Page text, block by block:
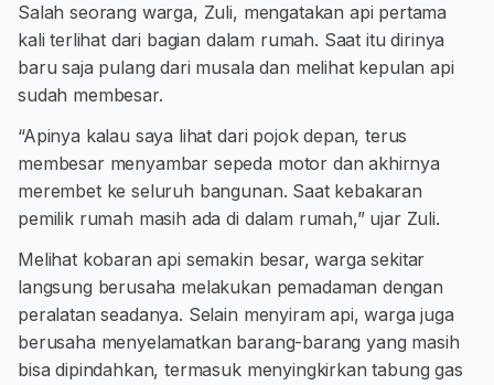
Salah seorang warga, Zuli, mengatakan api pertama
kali terlihat dari bagian dalam rumah. Saat itu dirinya
baru saja pulang dari musala dan melihat kepulan api
sudah membesar.
“Apinya kalau saya lihat dari pojok depan, terus
membesar menyambar sepeda motor dan akhirnya
merembet ke seluruh bangunan. Saat kebakaran
pemilik rumah masih ada di dalam rumah,” ujar Zuli.
Melihat kobaran api semakin besar, warga sekitar
langsung berusaha melakukan pemadaman dengan
peralatan seadanya. Selain menyiram api, warga juga
berusaha menyelamatkan barang-barang yang masih
bisa dipindahkan, termasuk menyingkirkan tabung gas